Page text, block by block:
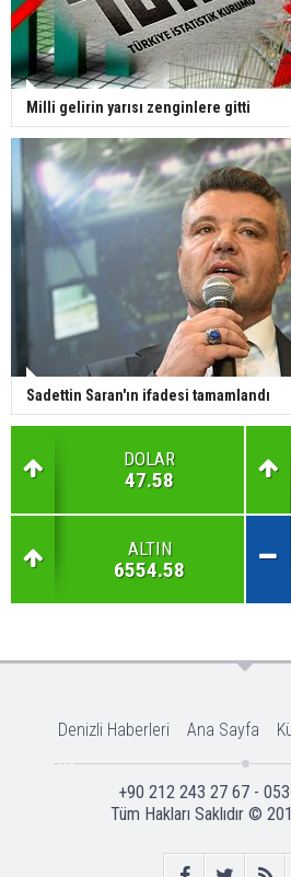
Milli gelirin yarısı zenginlere gitti
Sadettin Saran'ın ifadesi tamamlandı
DOLAR
47.58
ALTIN
6554.58
Denizli Haberleri Ana Sayfa
+90 212 243 27 67 -
Tüm Hakları Saklıdır ©